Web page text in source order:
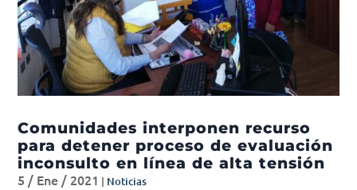
Comunidades interponen recurso
para detener proceso de evaluación
inconsulto en línea de alta tensión
5 / Ene / 2021 | Noticias